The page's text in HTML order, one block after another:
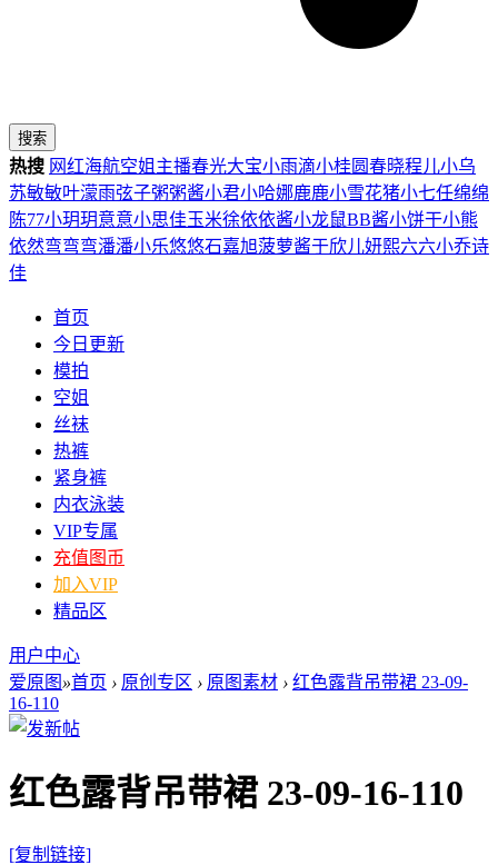
搜索
热搜 网红海航空姐 主播春光大宝小雨滴小桂圆春晓程儿小乌
苏敏敏叶濛雨弦子粥粥酱小君小哈娜鹿鹿小雪花猪小七任绵绵
陈77小玥玥意意小思佳玉米徐依依酱小龙鼠BB酱小饼干小熊
依然弯弯弯潘潘小乐悠悠石嘉旭菠萝酱于欣儿妍熙六六小乔诗
佳
首页
今日更新
模拍
空姐
丝袜
热裤
紧身裤
内衣泳装
VIP专属
充值图币
加入VIP
精品区
用户中心
爱原图 »首页 › 原创专区 › 原图素材 › 红色露背吊带裙 23-09-
16-110
红色露背吊带裙 23-09-16-110
[复制链接]